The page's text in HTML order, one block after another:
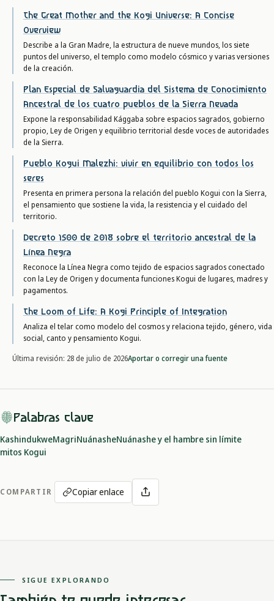
The Great Mother and the Kogi Universe: A Concise
Overview
Describe a la Gran Madre, la estructura de nueve mundos, los siete
puntos del universo, el templo como modelo cósmico y varias versiones
de la creación.
Plan Especial de Salvaguardia del Sistema de Conocimiento
Ancestral de los cuatro pueblos de la Sierra Nevada
Expone la responsabilidad Kággaba sobre espacios sagrados, gobierno
propio, Ley de Origen y equilibrio territorial desde voces de autoridades
de la Sierra.
Pueblo Kogui Malezhi: vivir en equilibrio con todos los
seres
Presenta en primera persona la relación del pueblo Kogui con la Sierra,
el pensamiento que sostiene la vida, la resistencia y el cuidado del
territorio.
Decreto 1500 de 2018 sobre el territorio ancestral de la
Línea Negra
Reconoce la Línea Negra como tejido de espacios sagrados conectado
con la Ley de Origen y documenta funciones Kogui de lugares, madres y
pagamentos.
The Loom of Life: A Kogi Principle of Integration
Analiza el telar como modelo del cosmos y relaciona tejido, género, vida
social, canto y pensamiento Kogui.
Última revisión: 28 de julio de 2026Aportar o corregir una fuente
Palabras clave
KashindukweMagriNuánasheNuánashe y el hambre sin límite
mitos Kogui
COMPARTIR Copiar enlace
SIGUE EXPLORANDO